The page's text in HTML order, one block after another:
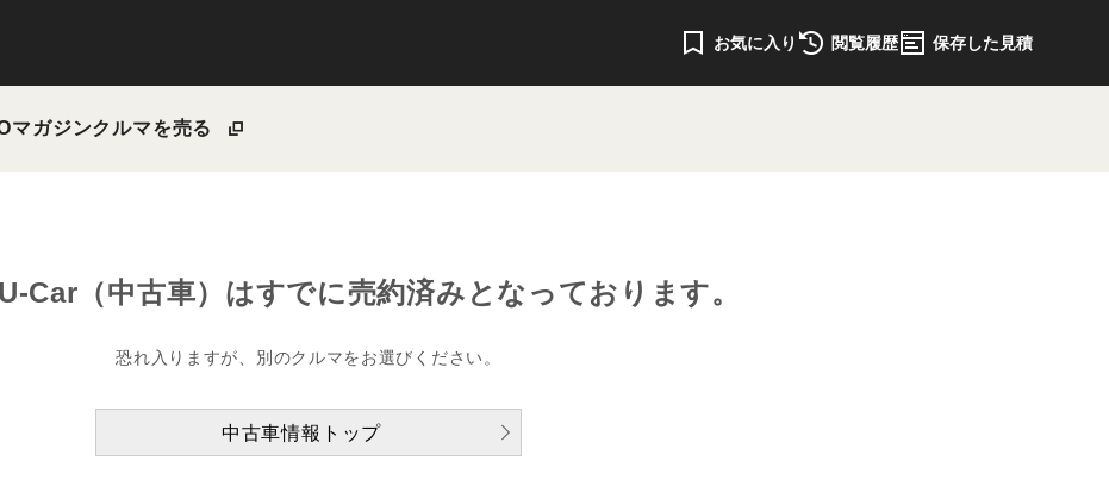
お気に入り 閲覧履歴 保存した見積
マガジンクルマを売る
Car（中古車）はすでに売約済みとなっております。
恐れ入りますが、別のクルマをお選びください。
中古車情報トップ